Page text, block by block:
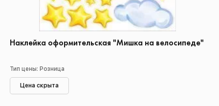
Наклейка оформительская "Мишка на велосипеде"
Тип цены: Розница
Цена скрыта